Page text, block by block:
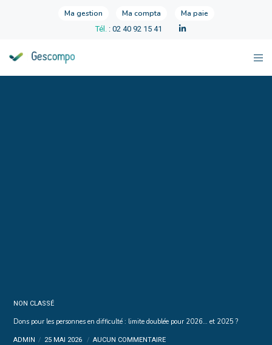
Ma gestion Ma compta Ma paie
Tél. : 02 40 92 15 41
NON CLASSÉ
Dons pour les personnes en difficulté : limite doublée pour 2026… et 2025 ?
ADMIN 25 MAI 2026 AUCUN COMMENTAIRE